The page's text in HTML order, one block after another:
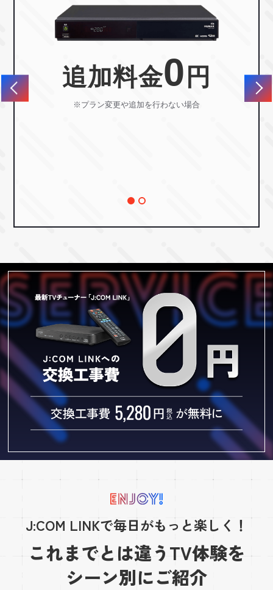
追加料金0円
※プラン変更や追加を行わない場合
J:COM LINKで毎日がもっと楽しく！
これまでとは違うTV体験を
シーン別にご紹介